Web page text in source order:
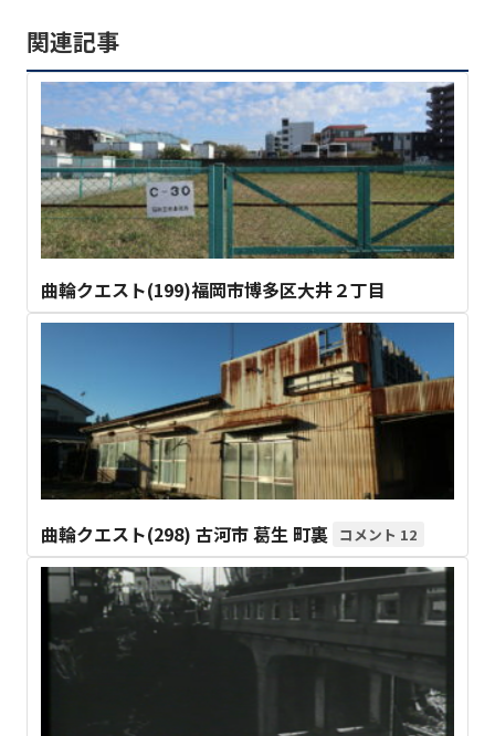
関連記事
曲輪クエスト(199)福岡市博多区大井２丁目
曲輪クエスト(298) 古河市 葛生 町裏 12